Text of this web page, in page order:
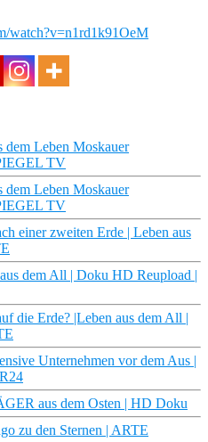
watch?v=n1rd1k91OeM
dem Leben Moskauer
TV
dem Leben Moskauer
TV
einer zweiten Erde | Leben aus
dem All | Doku HD Reupload |
die Erde? |Leben aus dem All |
Unternehmen vor dem Aus |
aus dem Osten | HD Doku
zu den Sternen | ARTE